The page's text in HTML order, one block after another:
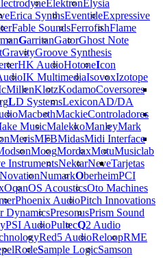
ElektronElysia
Erica SynthsEventideExpressive
Fable SoundsFerrofishFlame
GarritanGatorGhost Note
GravityGroove Synthesis
HK AudioHotoneIcon
IK MultimediaIsovoxIzotope
KlotzKodamo
LD SystemsLexicon
MacbethMackie
MusicMalekkoManleyMark
MerisMFBMidas
MoogMordaxMotuMusiclab
InstrumentsNektarNeve
NovationNumarkOberheim
OqanOS AcousticsOto Machines
Phoenix AudioPitch Innovations
DynamicsPresonusPrism Sound
PSI AudioPultecQ2 Audio
Red5 AudioReloopRME
RodeSample LogicSamson
Coversores
AD/DA
Controladores
Midi Interface
Tarjetas
PCI